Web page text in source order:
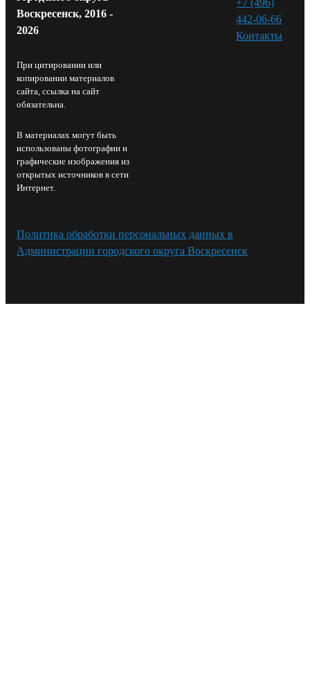
Воскресенск, 2016 -
2026
При цитировании или
копировании материалов
сайта, ссылка на сайт
обязательна.
В материалах могут быть
использованы фотографии и
графические изображения из
открытых источников в сети
Интернет.
442-06-66
Контакты⁠
Политика обработки персональных данных в
Администрации городского округа Воскресенск